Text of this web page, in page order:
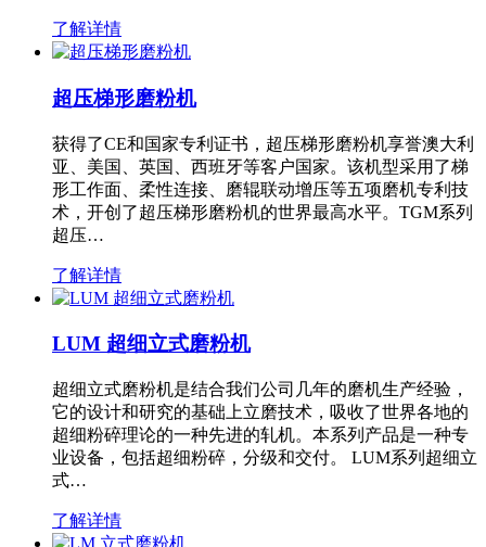
了解详情
超压梯形磨粉机
获得了CE和国家专利证书，超压梯形磨粉机享誉澳大利
亚、美国、英国、西班牙等客户国家。该机型采用了梯
形工作面、柔性连接、磨辊联动增压等五项磨机专利技
术，开创了超压梯形磨粉机的世界最高水平。TGM系列
超压…
了解详情
LUM 超细立式磨粉机
超细立式磨粉机是结合我们公司几年的磨机生产经验，
它的设计和研究的基础上立磨技术，吸收了世界各地的
超细粉碎理论的一种先进的轧机。本系列产品是一种专
业设备，包括超细粉碎，分级和交付。 LUM系列超细立
式…
了解详情